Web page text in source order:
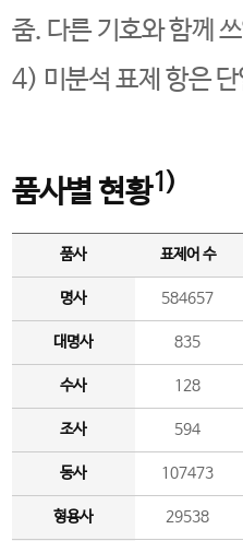
줌. 다른 기호와 함께
4) 미분석 표제 항은
품사별 현황1)
품사 표제어 수
명사 584657
대명사 835
수사 128
조사 594
동사 107473
형용사 29538